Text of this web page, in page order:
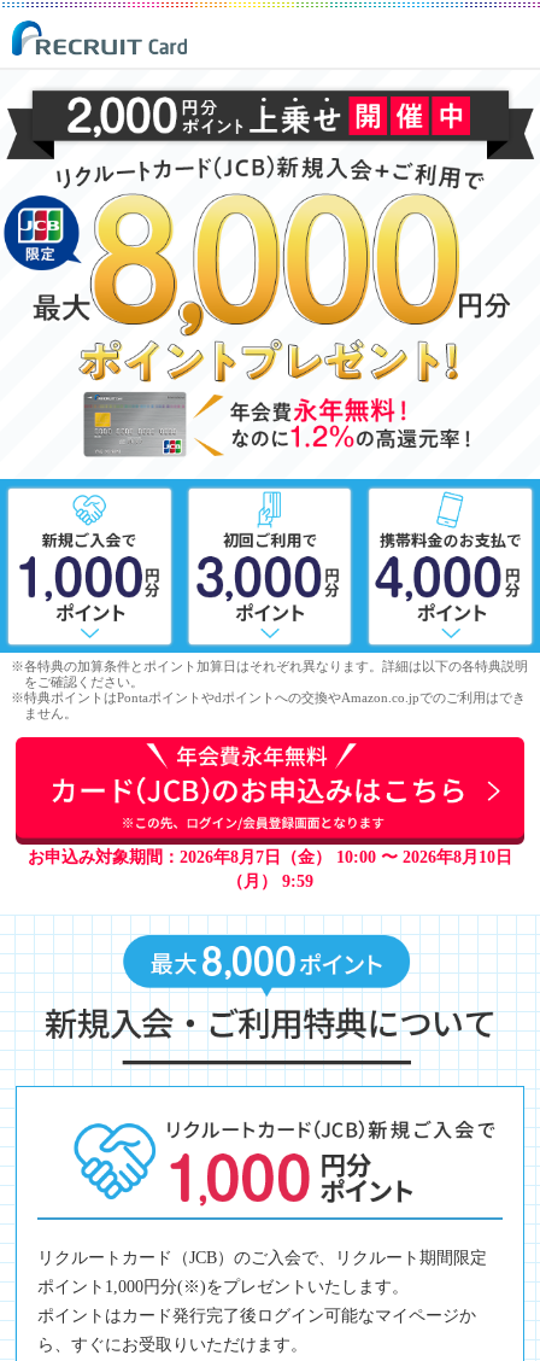
※各特典の加算条件とポイント加算日はそれぞれ異なります。詳細は以下の各特典説明
をご確認ください。
※特典ポイントはPontaポイントやdポイントへの交換やAmazon.co.jpでのご利用はでき
ません。
お申込み対象期間：2026年8月7日（金） 10:00 〜 2026年8月10日
（月） 9:59
リクルートカード（JCB）のご入会で、リクルート期間限定
ポイント1,000円分(※)をプレゼントいたします。
ポイントはカード発行完了後ログイン可能なマイページか
ら、すぐにお受取りいただけます。